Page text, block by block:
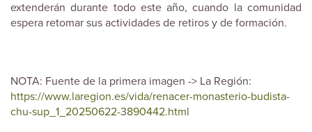
extenderán durante todo este año, cuando la comunidad
espera retomar sus actividades de retiros y de formación.
NOTA: Fuente de la primera imagen -> La Región:
https://www.laregion.es/vida/renacer-monasterio-budista-
chu-sup_1_20250622-3890442.html